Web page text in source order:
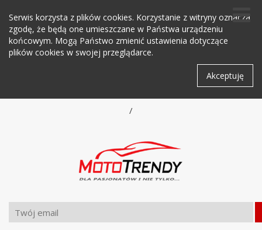
Serwis korzysta z plików cookies. Korzystanie z witryny oznacza
zgodę, że będą one umieszczane w Państwa urządzeniu
końcowym. Mogą Państwo zmienić ustawienia dotyczące
plików cookies w swojej przeglądarce.
Akceptuję
/